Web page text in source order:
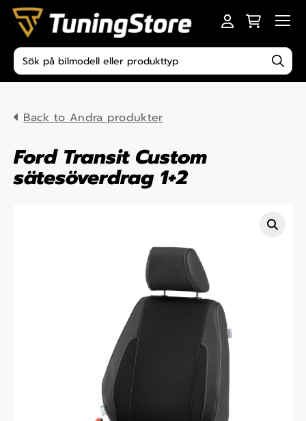
Skip to content
Produktsökning
Back to Andra produkter
Ford Transit Custom
sätesöverdrag 1+2